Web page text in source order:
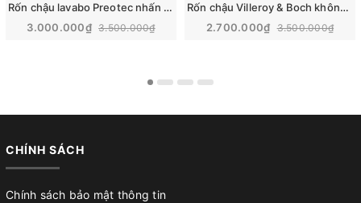
Rốn chậu lavabo Preotec nhấn xả | PR210CWG
3.000.000₫ 3.500.000₫
Rốn chậu Villeroy & Boch không giữ nước | 68080001
2.700.000₫ 3.500.000₫
CHÍNH SÁCH
Chính sách bảo mật thông tin